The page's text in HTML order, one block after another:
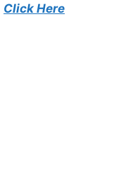
Click Here